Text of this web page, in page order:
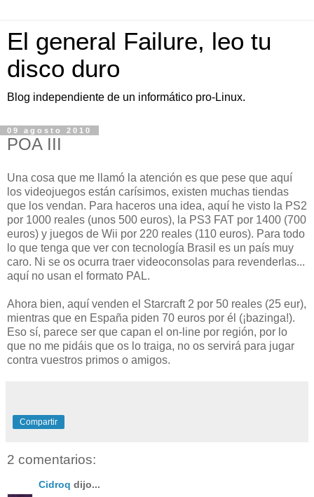
El general Failure, leo tu
disco duro
Blog independiente de un informático pro-Linux.
09 agosto 2010
POA III
Una cosa que me llamó la atención es que pese que aquí
los videojuegos están carísimos, existen muchas tiendas
que los vendan. Para haceros una idea, aquí he visto la PS2
por 1000 reales (unos 500 euros), la PS3 FAT por 1400 (700
euros) y juegos de Wii por 220 reales (110 euros). Para todo
lo que tenga que ver con tecnología Brasil es un país muy
caro. Ni se os ocurra traer videoconsolas para revenderlas...
aquí no usan el formato PAL.
Ahora bien, aquí venden el Starcraft 2 por 50 reales (25 eur),
mientras que en España piden 70 euros por él (¡bazinga!).
Eso sí, parece ser que capan el on-line por región, por lo
que no me pidáis que os lo traiga, no os servirá para jugar
contra vuestros primos o amigos.
Compartir
2 comentarios:
Cidroq dijo...